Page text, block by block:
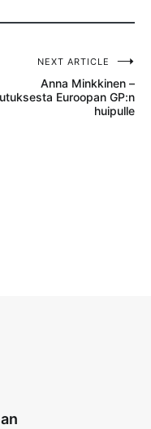
NEXT ARTICLE
Anna Minkkinen –
Euroopan GP:n
huipulle